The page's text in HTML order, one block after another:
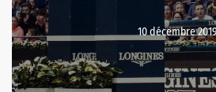
10 décembre